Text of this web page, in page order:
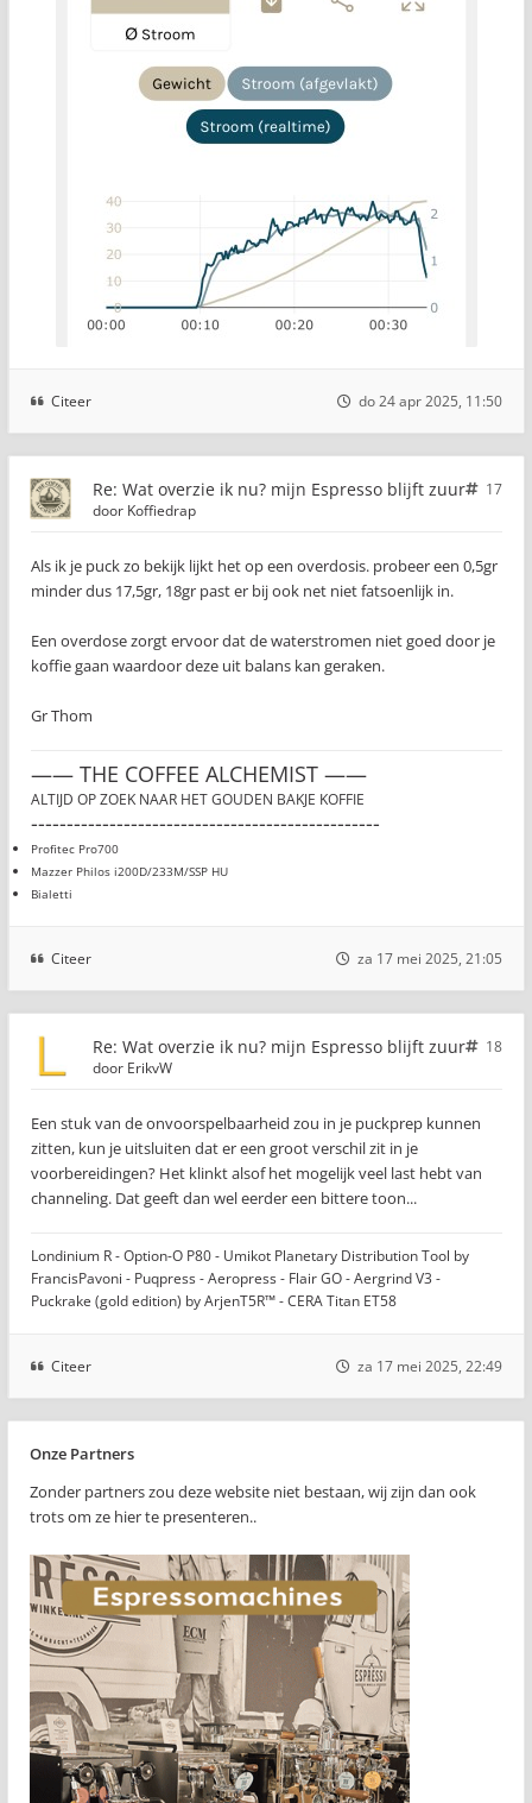
Citeer do 24 apr 2025, 11:50
Re: Wat overzie ik nu? mijn Espresso blijft zuur
17
door Koffiedrap
Als ik je puck zo bekijk lijkt het op een overdosis. probeer een 0,5gr
minder dus 17,5gr, 18gr past er bij ook net niet fatsoenlijk in.
Een overdose zorgt ervoor dat de waterstromen niet goed door je
koffie gaan waardoor deze uit balans kan geraken.
Gr Thom
—— THE COFFEE ALCHEMIST ——
ALTIJD OP ZOEK NAAR HET GOUDEN BAKJE KOFFIE
-------------------------------------------------
Profitec Pro700
Mazzer Philos i200D/233M/SSP HU
Bialetti
Citeer za 17 mei 2025, 21:05
Re: Wat overzie ik nu? mijn Espresso blijft zuur
18
door ErikvW
Een stuk van de onvoorspelbaarheid zou in je puckprep kunnen
zitten, kun je uitsluiten dat er een groot verschil zit in je
voorbereidingen? Het klinkt alsof het mogelijk veel last hebt van
channeling. Dat geeft dan wel eerder een bittere toon...
Londinium R - Option-O P80 - Umikot Planetary Distribution Tool by
FrancisPavoni - Puqpress - Aeropress - Flair GO - Aergrind V3 -
Puckrake (gold edition) by ArjenT5R™ - CERA Titan ET58
Citeer za 17 mei 2025, 22:49
Onze Partners
Zonder partners zou deze website niet bestaan, wij zijn dan ook
trots om ze hier te presenteren..